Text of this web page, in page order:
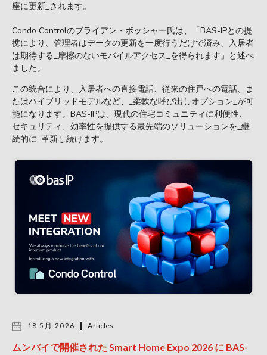
座に更新_されます。
Condo Controlのブライアン・ボッシャー氏は、「BAS-IPとの提
携により、管理者はデータの更新を一度行うだけで済み、入居者
は期待する_摩擦のないモバイルアクセス_を得られます」と述べ
ました。
この統合により、入居者への直接電話、従来の住戸への電話、ま
たはハイブリッドモデルなど、_柔軟な呼び出しオプション_が可
能になります。BAS-IPは、現代の住宅コミュニティに利便性、
セキュリティ、効率性を提供する最先端のソリューションを_継
続的に_革新し続けます。
18 5月 2026 Articles
ムンバイで開催された Smart Home Expo 2026 に BAS-